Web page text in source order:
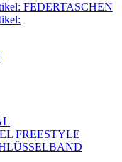
FEDERTASCHEN
FREESTYLE